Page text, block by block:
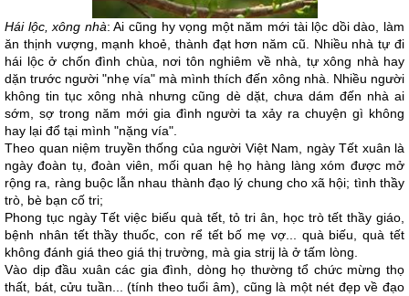
Hái lộc, xông nhà: Ai cũng hy vọng một năm mới tài lộc dồi dào, làm
ăn thịnh vượng, mạnh khoẻ, thành đạt hơn năm cũ. Nhiều nhà tự đi
hái lộc ở chốn đình chùa, nơi tôn nghiêm về nhà, tự xông nhà hay
dặn trước người "nhẹ vía" mà mình thích đến xông nhà. Nhiều người
không tin tục xông nhà nhưng cũng dè dặt, chưa dám đến nhà ai
sớm, sợ trong năm mới gia đình người ta xảy ra chuyện gì không
hay lại đổ tại mình "nặng vía".
Theo quan niệm truyền thống của người Việt Nam, ngày Tết xuân là
ngày đoàn tụ, đoàn viên, mối quan hệ họ hàng làng xóm được mở
rộng ra, ràng buộc lẫn nhau thành đạo lý chung cho xã hội; tình thầy
trò, bè bạn cố tri;
Phong tục ngày Tết việc biếu quà tết, tỏ tri ân, học trò tết thầy giáo,
bệnh nhân tết thầy thuốc, con rể tết bố mẹ vợ... quà biếu, quà tết
không đánh giá theo giá thị trường, mà gia strij là ở tấm lòng.
Vào dịp đầu xuân các gia đình, dòng họ thường tổ chức mừng thọ
thất, bát, cửu tuần... (tính theo tuổi âm), cũng là một nét đẹp về đạo